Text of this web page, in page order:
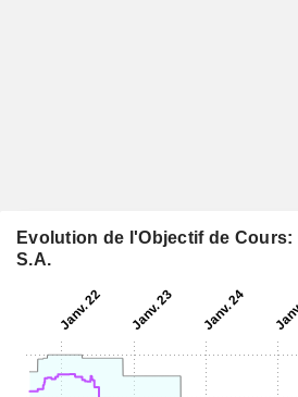
Evolution de l'Objectif de
S.A.